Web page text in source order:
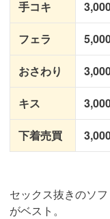
手コキ
フェラ
おさわり
キス
下着売買
セックス抜きのソ
がベスト。